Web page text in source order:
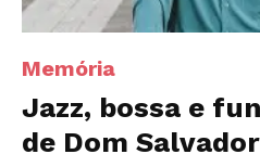
Memória
Jazz, bossa e
de Dom Salvador